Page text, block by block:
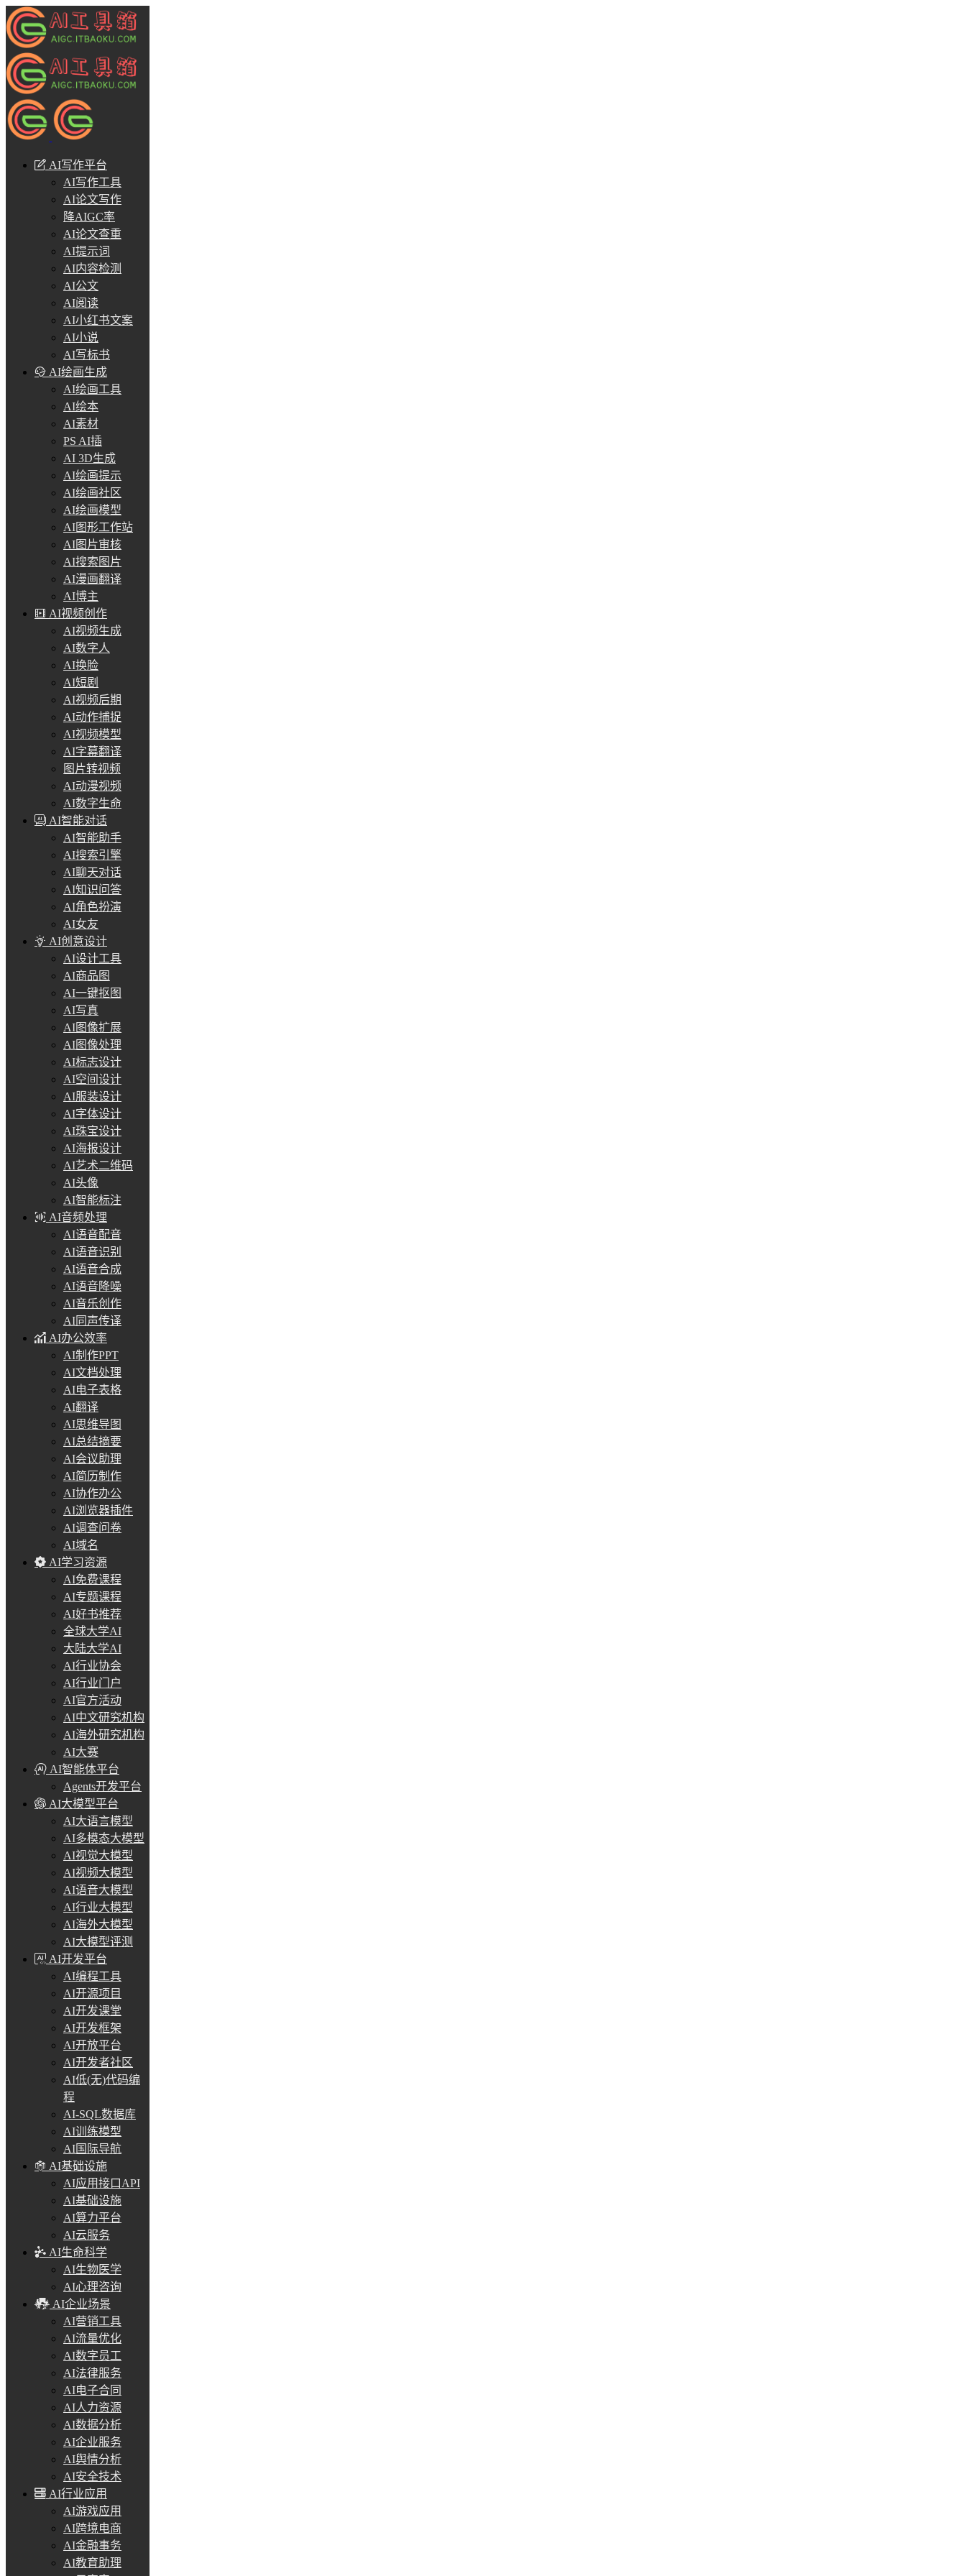
AI写作平台
AI写作工具
AI论文写作
降AIGC率
AI论文查重
AI提示词
AI内容检测
AI公文
AI阅读
AI小红书文案
AI小说
AI写标书
AI绘画生成
AI绘画工具
AI绘本
AI素材
PS AI插
AI 3D生成
AI绘画提示
AI绘画社区
AI绘画模型
AI图形工作站
AI图片审核
AI搜索图片
AI漫画翻译
AI博主
AI视频创作
AI视频生成
AI数字人
AI换脸
AI短剧
AI视频后期
AI动作捕捉
AI视频模型
AI字幕翻译
图片转视频
AI动漫视频
AI数字生命
AI智能对话
AI智能助手
AI搜索引擎
AI聊天对话
AI知识问答
AI角色扮演
AI女友
AI创意设计
AI设计工具
AI商品图
AI一键抠图
AI写真
AI图像扩展
AI图像处理
AI标志设计
AI空间设计
AI服装设计
AI字体设计
AI珠宝设计
AI海报设计
AI艺术二维码
AI头像
AI智能标注
AI音频处理
AI语音配音
AI语音识别
AI语音合成
AI语音降噪
AI音乐创作
AI同声传译
AI办公效率
AI制作PPT
AI文档处理
AI电子表格
AI翻译
AI思维导图
AI总结摘要
AI会议助理
AI简历制作
AI协作办公
AI浏览器插件
AI调查问卷
AI域名
AI学习资源
AI免费课程
AI专题课程
AI好书推荐
全球大学AI
大陆大学AI
AI行业协会
AI行业门户
AI官方活动
AI中文研究机构
AI海外研究机构
AI大赛
AI智能体平台
Agents开发平台
AI大模型平台
AI大语言模型
AI多模态大模型
AI视觉大模型
AI视频大模型
AI语音大模型
AI行业大模型
AI海外大模型
AI大模型评测
AI开发平台
AI编程工具
AI开源项目
AI开发课堂
AI开发框架
AI开放平台
AI开发者社区
AI低(无)代码编
程
AI-SQL数据库
AI训练模型
AI国际导航
AI基础设施
AI应用接口API
AI基础设施
AI算力平台
AI云服务
AI生命科学
AI生物医学
AI心理咨询
AI企业场景
AI营销工具
AI流量优化
AI数字员工
AI法律服务
AI电子合同
AI人力资源
AI数据分析
AI企业服务
AI舆情分析
AI安全技术
AI行业应用
AI游戏应用
AI跨境电商
AI金融事务
AI教育助理